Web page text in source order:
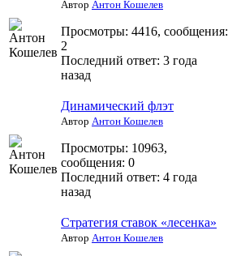
Автор Антон Кошелев
Просмотры: 4416, сообщения:
2
Последний ответ: 3 года
назад
Динамический флэт
Автор Антон Кошелев
Просмотры: 10963,
сообщения: 0
Последний ответ: 4 года
назад
Стратегия ставок «лесенка»
Автор Антон Кошелев